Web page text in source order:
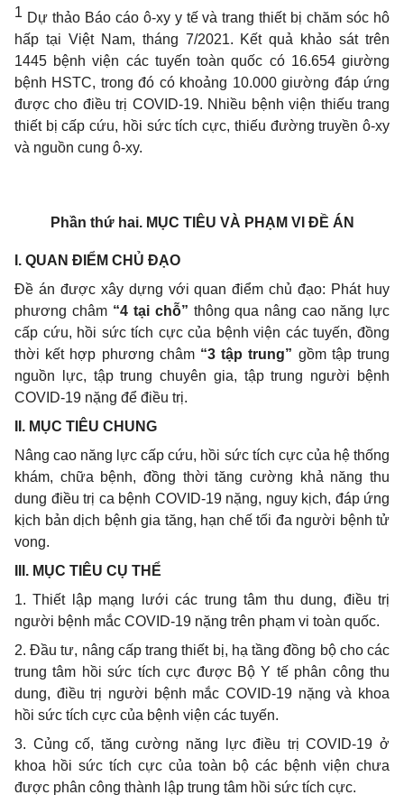
1 Dự thảo Báo cáo ô-xy y tế và trang thiết bị chăm sóc hô
hấp tại Việt Nam, tháng 7/2021. Kết quả khảo sát trên
1445 bệnh viện các tuyến toàn quốc có 16.654 giường
bệnh HSTC, trong đó có khoảng 10.000 giường đáp ứng
được cho điều trị COVID-19. Nhiều bệnh viện thiếu trang
thiết bị cấp cứu, hồi sức tích cực, thiếu đường truyền ô-xy
và nguồn cung ô-xy.
Phần thứ hai. MỤC TIÊU VÀ PHẠM VI ĐỀ ÁN
. QUAN ĐIỂM CHỦ ĐẠO
Đề án được xây dựng với quan điểm chủ đạo: Phát huy
phương châm “4 tại chỗ” thông qua nâng cao năng lực
cấp cứu, hồi sức tích cực của bệnh viện các tuyến, đồng
thời kết hợp phương châm “3 tập trung” gồm tập trung
nguồn lực, tập trung chuyên gia, tập trung người bệnh
COVID-19 nặng để điều trị.
I. MỤC TIÊU CHUNG
Nâng cao năng lực cấp cứu, hồi sức tích cực của hệ thống
khám, chữa bệnh, đồng thời tăng cường khả năng thu
dung điều trị ca bệnh COVID-19 nặng, nguy kịch, đáp ứng
kịch bản dịch bệnh gia tăng, hạn chế tối đa người bệnh tử
vong.
II. MỤC TIÊU CỤ THỂ
1. Thiết lập mạng lưới các trung tâm thu dung, điều trị
người bệnh mắc COVID-19 nặng trên phạm vi toàn quốc.
2. Đầu tư, nâng cấp trang thiết bị, hạ tầng đồng bộ cho các
trung tâm hồi sức tích cực được Bộ Y tế phân công thu
dung, điều trị người bệnh mắc COVID-19 nặng và khoa
hồi sức tích cực của bệnh viện các tuyến.
3. Củng cố, tăng cường năng lực điều trị COVID-19 ở
khoa hồi sức tích cực của toàn bộ các bệnh viện chưa
được phân công thành lập trung tâm hồi sức tích cực.